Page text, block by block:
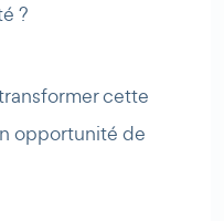
?
cette
opportunité de